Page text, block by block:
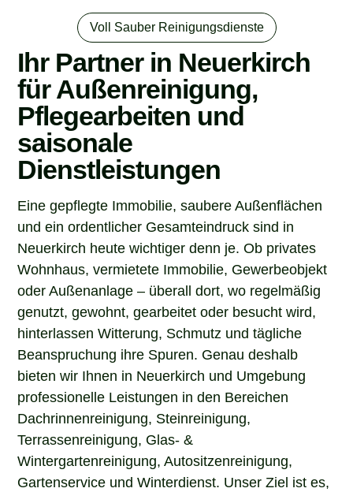
Voll Sauber Reinigungsdienste
Ihr Partner in Neuerkirch
für Außenreinigung,
Pflegearbeiten und
saisonale
Dienstleistungen
Eine gepflegte Immobilie, saubere Außenflächen
und ein ordentlicher Gesamteindruck sind in
Neuerkirch heute wichtiger denn je. Ob privates
Wohnhaus, vermietete Immobilie, Gewerbeobjekt
oder Außenanlage – überall dort, wo regelmäßig
genutzt, gewohnt, gearbeitet oder besucht wird,
hinterlassen Witterung, Schmutz und tägliche
Beanspruchung ihre Spuren. Genau deshalb
bieten wir Ihnen in Neuerkirch und Umgebung
professionelle Leistungen in den Bereichen
Dachrinnenreinigung, Steinreinigung,
Terrassenreinigung, Glas- &
Wintergartenreinigung, Autositzenreinigung,
Gartenservice und Winterdienst. Unser Ziel ist es,